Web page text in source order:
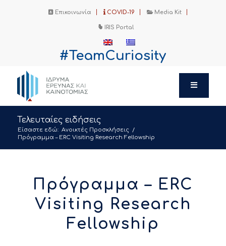
Επικοινωνία COVID-19 Media Kit
IRIS Portal
#TeamCuriosity
Τελευταίες ειδήσεις
Είσαστε εδώ: Ανοικτές Προσκλήσεις /
Πρόγραμμα – ERC Visiting Research Fellowship
Πρόγραμμα – ERC
Visiting Research
Fellowship